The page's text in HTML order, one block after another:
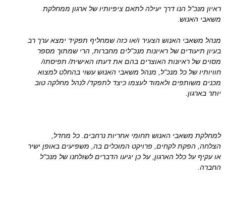
ראיון מנכ"ל הנו דרך יעילה לתאם ציפיותיו של ארגון ממחלקת
משאבי האנוש.
מנהל משאבי האנוש הצעיר ו/או כזה שמחליף תפקיד ימצא ערך רב
בעיון תיעודים של ראיונות מנכ"לים מחברות, הרי שמתוך מספר
מסוים של ראיונות האוצרים בהם את דעתו האישית/ תפיסתו/
חוויותיו של כל מנכ"ל, מנהל משאבי האנוש עשוי בהחלט למצוא
מכנים משותפים ולאמוד לעצמו כיצד לתפקד/ לנהל מחלקה טוב
יותר בארגון.
למחלקת משאבי האנוש תחומי אחריות נרחבים. כל מחדל,
הצלחה, הפקת לקחים, פרויקט המוכלים בה, משפיעים באופן ישיר
או עקיף על כלל הארגון, על כן יגיעו הדברים לשולחנו של מנכ"ל
החברה.